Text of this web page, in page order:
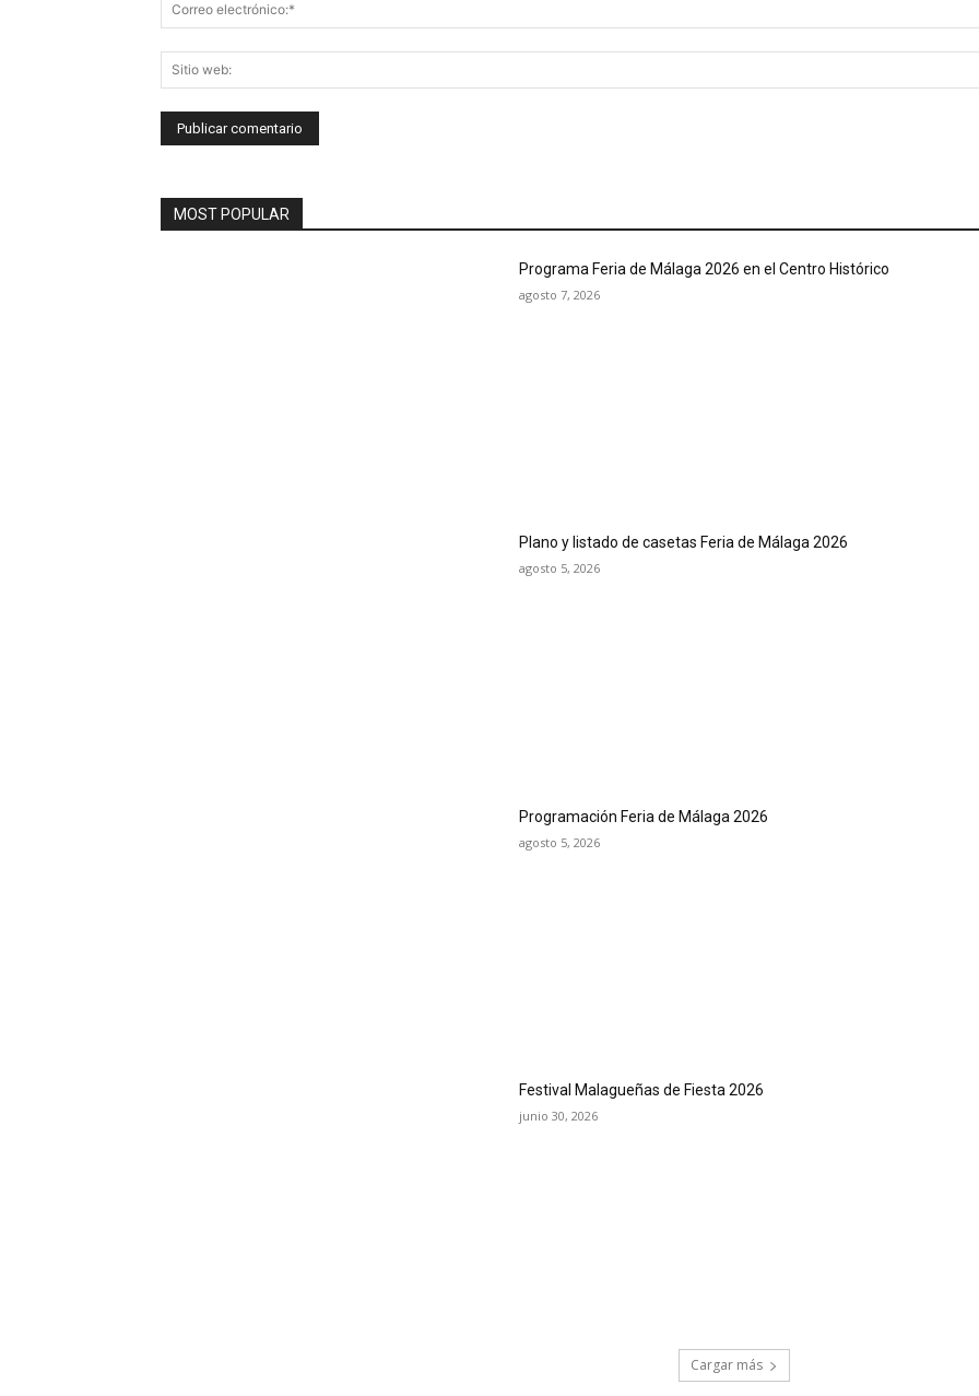
MOST POPULAR
Programa Feria de Málaga 2026 en el Centro Histórico
agosto 7, 2026
Plano y listado de casetas Feria de Málaga 2026
agosto 5, 2026
Programación Feria de Málaga 2026
agosto 5, 2026
Festival Malagueñas de Fiesta 2026
junio 30, 2026
Cargar más